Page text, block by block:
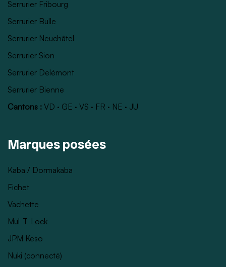
Serrurier Fribourg
Serrurier Bulle
Serrurier Neuchâtel
Serrurier Sion
Serrurier Delémont
Serrurier Bienne
Cantons : VD · GE · VS · FR · NE · JU
Marques posées
Kaba / Dormakaba
Fichet
Vachette
Mul-T-Lock
JPM Keso
Nuki (connecté)